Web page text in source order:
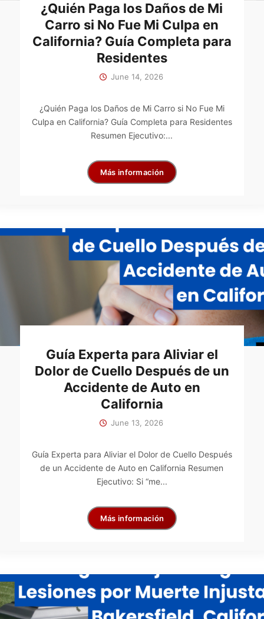
¿Quién Paga los Daños de Mi
Carro si No Fue Mi Culpa en
California? Guía Completa para
Residentes
June 14, 2026
¿Quién Paga los Daños de Mi Carro si No Fue Mi
Culpa en California? Guía Completa para Residentes
Resumen Ejecutivo:...
Más información
Guía Experta para Aliviar el
Dolor de Cuello Después de un
Accidente de Auto en
California
June 13, 2026
Guía Experta para Aliviar el Dolor de Cuello Después
de un Accidente de Auto en California Resumen
Ejecutivo: Si “me...
Más información